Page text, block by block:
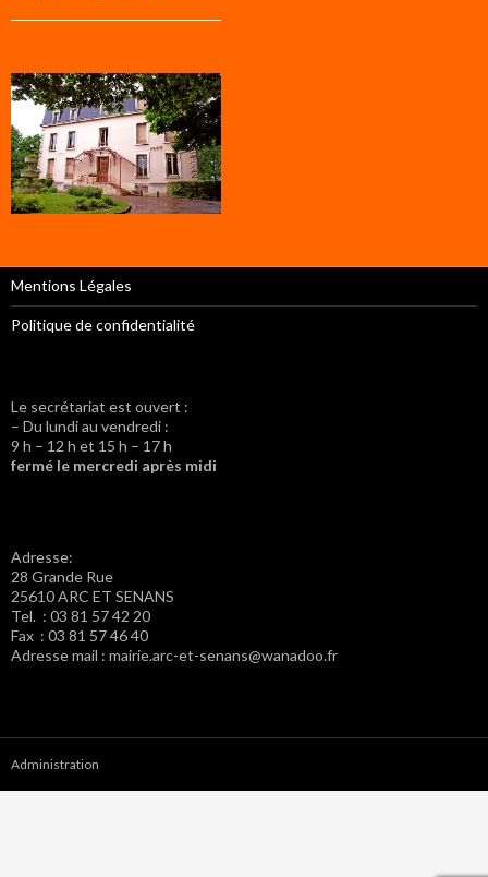
Mentions Légales
Politique de confidentialité
Le secrétariat est ouvert :
– Du lundi au vendredi :
9 h – 12 h et 15 h – 17 h
fermé le mercredi après midi
Adresse:
28 Grande Rue
25610 ARC ET SENANS
Tel. : 03 81 57 42 20
Fax : 03 81 57 46 40
Adresse mail : mairie.arc-et-senans@wanadoo.fr
Administration